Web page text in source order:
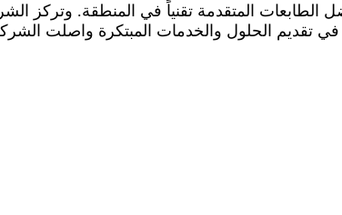
الطابعات المتقدمة تقنياً في المنطقة. وتركز
تقديم الحلول والخدمات المبتكرة واصلت الشركة